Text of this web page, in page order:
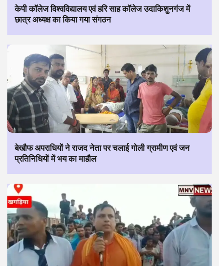
केपी कॉलेज विश्वविद्यालय एवं हरि साह कॉलेज उदाकिशुनगंज में
छात्र अध्यक्ष का किया गया संगठन
बेखौफ अपराधियों ने राजद नेता पर चलाई गोली ग्रामीण एवं जन
प्रतिनिधियों में भय का माहौल